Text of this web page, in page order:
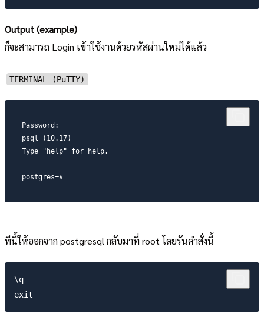
Output (example)
ก็จะสามารถ Login เข้าใช้งานด้วยรหัสผ่านใหม่ได้แล้ว
TERMINAL (PuTTY)
Password:
psql (10.17)
Type "help" for help.
postgres=#
ทีนี้ให้ออกจาก postgresql กลับมาที่ root โดยรันคำสั่งนี้
\q